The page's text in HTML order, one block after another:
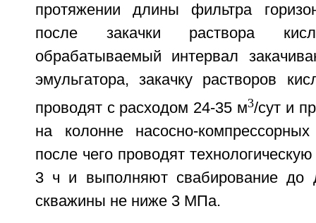
протяжении длины фильтра
после закачки раствора
обрабатываемый интервал
эмульгатора, закачку растворов
проводят с расходом 24-35 м3/сут и
на колонне насосно-
после чего проводят
3 ч и выполняют свабирование до
скважины не ниже 3 МПа.